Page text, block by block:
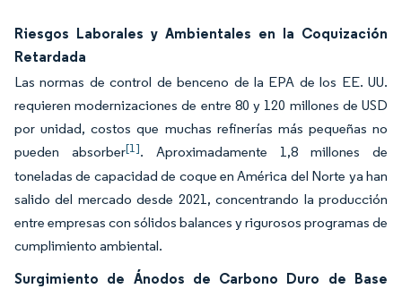
Riesgos Laborales y Ambientales en la Coquización
Retardada
Las normas de control de benceno de la EPA de los EE. UU.
requieren modernizaciones de entre 80 y 120 millones de USD
por unidad, costos que muchas refinerías más pequeñas no
pueden absorber[1]. Aproximadamente 1,8 millones de
toneladas de capacidad de coque en América del Norte ya han
salido del mercado desde 2021, concentrando la producción
entre empresas con sólidos balances y rigurosos programas de
cumplimiento ambiental.
Surgimiento de Ánodos de Carbono Duro de Base